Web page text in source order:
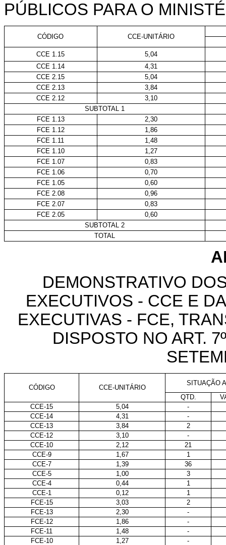
PÚBLICOS PARA O
CÓDIGO CCE-UNITÁRIO
CCE 1.15
5,04
CCE 1.14
4,31
CCE 2.15
5,04
CCE 2.13
3,84
CCE 2.12
3,10
SUBTOTAL 1
FCE 1.13
2,30
FCE 1.12
1,86
FCE 1.11
1,48
FCE 1.10
1,27
FCE 1.07
0,83
FCE 1.06
0,70
FCE 1.05
0,60
FCE 2.08
0,96
FCE 2.07
0,83
FCE 2.05
0,60
SUBTOTAL 2
TOTAL
DEMONSTRATIVO
EXECUTIVOS - CCE E
EXECUTIVAS - FCE,
DISPOSTO NO ART.
CÓDIGO CCE-UNITÁRIO
SITUAÇÃO
QTD.
CCE-15
5,04
-
CCE-14
4,31
-
CCE-13
3,84
2
CCE-12
3,10
-
CCE-10
2,12
21
CCE-9
1,67
1
CCE-7
1,39
36
CCE-5
1,00
3
CCE-4
0,44
1
CCE-1
0,12
1
FCE-15
3,03
2
FCE-13
2,30
-
FCE-12
1,86
-
FCE-11
1,48
-
FCE-10
1,27
-